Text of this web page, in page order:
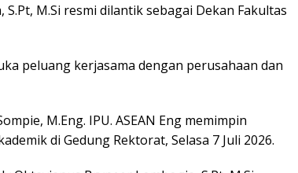
M.Si resmi dilantik sebagai Dekan Fakultas
peluang kerjasama dengan perusahaan dan
M.Eng. IPU. ASEAN Eng memimpin
di Gedung Rektorat, Selasa 7 Juli 2026.